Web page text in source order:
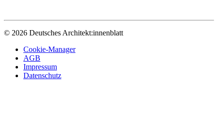
© 2026 Deutsches Architekt:innenblatt
Cookie-Manager
AGB
Impressum
Datenschutz